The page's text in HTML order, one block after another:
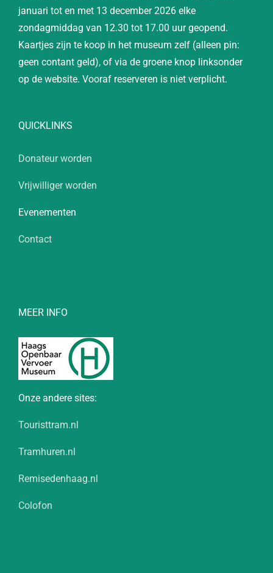
januari tot en met 13 december 2026 elke
zondagmiddag van 12.30 tot 17.00 uur geopend.
Kaartjes zijn te koop in het museum zelf (alleen pin:
geen contant geld), of via de groene knop linksonder
op de website. Vooraf reserveren is niet verplicht.
QUICKLINKS
Donateur worden
Vrijwilliger worden
Evenementen
Contact
MEER INFO
Onze andere sites:
Touristtram.nl
Tramhuren.nl
Remisedenhaag.nl
Colofon